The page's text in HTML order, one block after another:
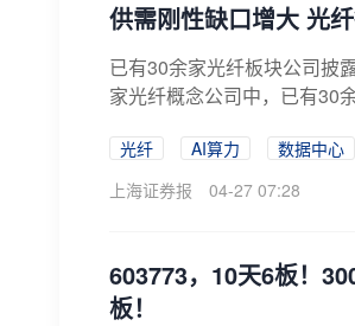
供需刚性缺口增大 光
已有30余家光纤板块公司披
家光纤概念公司中，已有30
光纤 AI算力
数据中心
上海证券报
04-27 07:28
603773，10天6板！
板！